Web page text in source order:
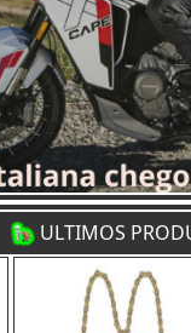
ULTIMOS